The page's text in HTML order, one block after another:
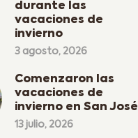
durante las
vacaciones de
invierno
3 agosto, 2026
Comenzaron las
vacaciones de
invierno en San José
13 julio, 2026